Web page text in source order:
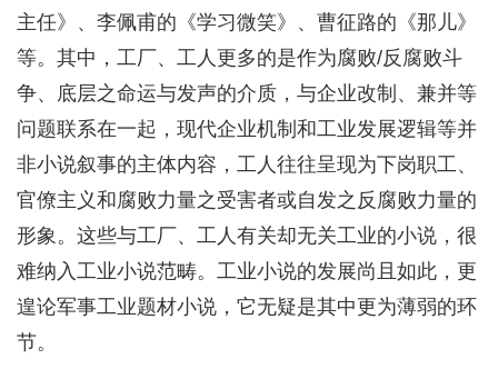
主任》、李佩甫的《学习微笑》、曹征路的《那儿》
等。其中，工厂、工人更多的是作为腐败/反腐败斗
争、底层之命运与发声的介质，与企业改制、兼并等
问题联系在一起，现代企业机制和工业发展逻辑等并
非小说叙事的主体内容，工人往往呈现为下岗职工、
官僚主义和腐败力量之受害者或自发之反腐败力量的
形象。这些与工厂、工人有关却无关工业的小说，很
难纳入工业小说范畴。工业小说的发展尚且如此，更
遑论军事工业题材小说，它无疑是其中更为薄弱的环
节。